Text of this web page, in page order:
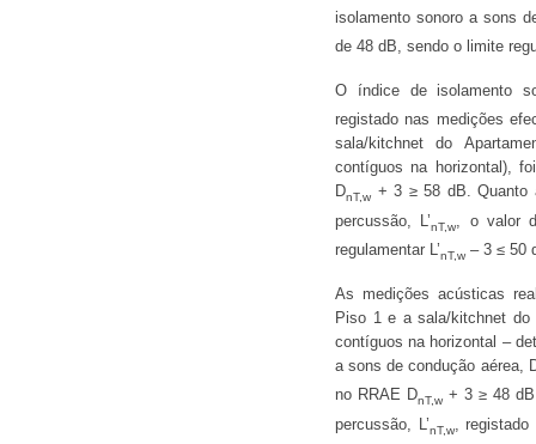
isolamento sonoro a sons
de 48 dB, sendo o limite
O índice de isolamento
registado nas medições
sala/kitchnet do
contíguos na horizontal),
DnT,w + 3 ≥ 58 dB. Quanto
percussão, L’nT,w
, o valor
regulamentar L’nT,w – 3 ≤ 50
As medições acústicas
Piso 1 e a sala/kitchnet do
contíguos na horizontal –
a sons de condução aérea,
no RRAE DnT,w+ 3 ≥ 48
percussão, L’nT,w
,